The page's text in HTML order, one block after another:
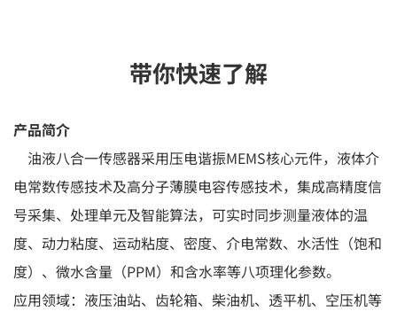
带你快速了解
产品简介
油液八合一传感器采用压电谐振MEMS核心元件，液体介
电常数传感技术及高分子薄膜电容传感技术，集成高精度信
号采集、处理单元及智能算法，可实时同步测量液体的温
度、动力粘度、运动粘度、密度、介电常数、水活性（饱和
度）、微水含量（PPM）和含水率等八项理化参数。
应用领域：液压油站、齿轮箱、柴油机、透平机、空压机等